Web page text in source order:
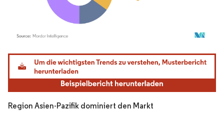
Bild © Mordor Intelligence. Wiederverwendung erfordert Namensnennung gemäß
Region Asien-Pazifik dominiert den Markt